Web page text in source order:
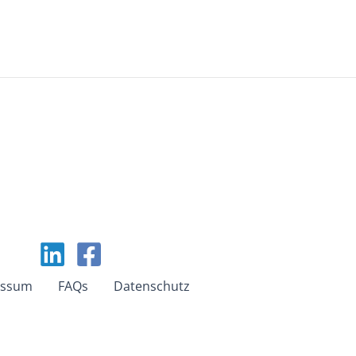
FAQs Datenschutz